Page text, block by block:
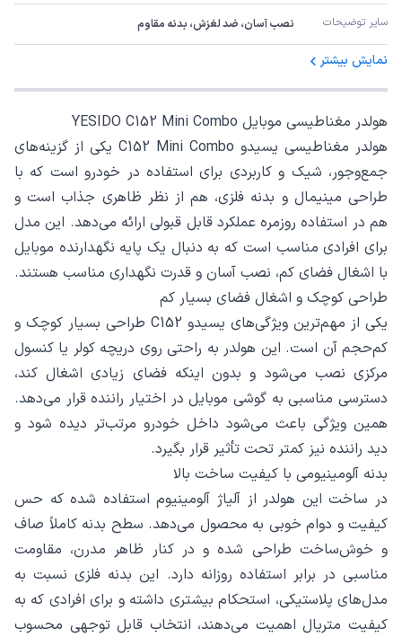
سایر توضیحات نصب آسان، ضد لغزش، بدنه مقاوم
نمایش بیشتر
هولدر مغناطیسی موبایل YESIDO C152 Mini Combo
هولدر مغناطیسی یسیدو C152 Mini Combo یکی از گزینه‌های
جمع‌وجور، شیک و کاربردی برای استفاده در خودرو است که با
طراحی مینیمال و بدنه فلزی، هم از نظر ظاهری جذاب است و
هم در استفاده روزمره عملکرد قابل قبولی ارائه می‌دهد. این مدل
برای افرادی مناسب است که به دنبال یک پایه نگهدارنده موبایل
با اشغال فضای کم، نصب آسان و قدرت نگهداری مناسب هستند.
طراحی کوچک و اشغال فضای بسیار کم
یکی از مهم‌ترین ویژگی‌های یسیدو C152 طراحی بسیار کوچک و
کم‌حجم آن است. این هولدر به راحتی روی دریچه کولر یا کنسول
مرکزی نصب می‌شود و بدون اینکه فضای زیادی اشغال کند،
دسترسی مناسبی به گوشی موبایل در اختیار راننده قرار می‌دهد.
همین ویژگی باعث می‌شود داخل خودرو مرتب‌تر دیده شود و
دید راننده نیز کمتر تحت تأثیر قرار بگیرد.
بدنه آلومینیومی با کیفیت ساخت بالا
در ساخت این هولدر از آلیاژ آلومینیوم استفاده شده که حس
کیفیت و دوام خوبی به محصول می‌دهد. سطح بدنه کاملاً صاف
و خوش‌ساخت طراحی شده و در کنار ظاهر مدرن، مقاومت
مناسبی در برابر استفاده روزانه دارد. این بدنه فلزی نسبت به
مدل‌های پلاستیکی، استحکام بیشتری داشته و برای افرادی که به
کیفیت متریال اهمیت می‌دهند، انتخاب قابل توجهی محسوب